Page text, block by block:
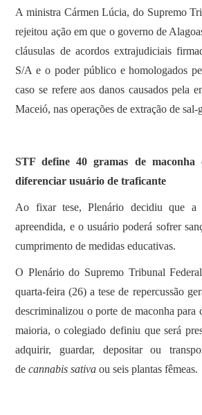
A ministra Cármen Lúcia, do Supremo
rejeitou ação em que o governo de
cláusulas de acordos extrajudiciais
S/A e o poder público e homologados
caso se refere aos danos causados pela
Maceió, nas operações de extração de sal-
STF define 40 gramas de maconha
diferenciar usuário de traficante
Ao fixar tese, Plenário decidiu que a
apreendida, e o usuário poderá sofrer
cumprimento de medidas educativas.
O Plenário do Supremo Tribunal
quarta-feira (26) a tese de repercussão
descriminalizou o porte de maconha para
maioria, o colegiado definiu que será
adquirir, guardar, depositar ou
decannabis sativa ou seis plantas fêmeas.